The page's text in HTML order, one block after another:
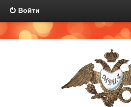
Войти